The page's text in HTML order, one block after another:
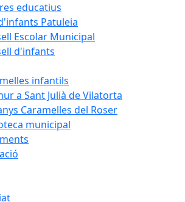
educatius
Patuleia
Escolar Municipal
d'infants
infantils
a Sant Julià de Vilatorta
Caramelles del Roser
municipal